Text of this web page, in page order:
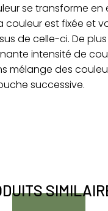
se transforme en
couleur est fixée et
de celle-ci. De plus
intensité de
mélange des
successive.